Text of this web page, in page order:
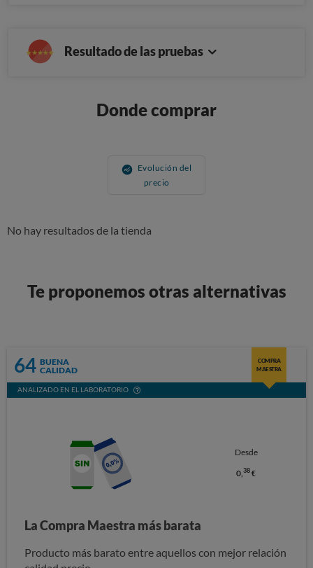
Resultado de las pruebas
Donde comprar
Evolución del
precio
No hay resultados de la tienda
Te proponemos otras alternativas
64 BUENA
CALIDAD
COMPRA
MAESTRA
ANALIZADO EN EL LABORATORIO
Desde
0,38 €
La Compra Maestra más barata
Producto más barato entre aquellos con mejor relación